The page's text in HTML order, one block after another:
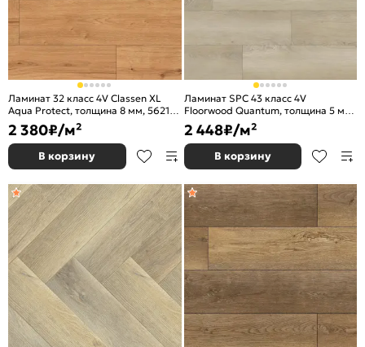
Ламинат 32 класс 4V Classen XL
Aqua Protect, толщина 8 мм, 56216
Дуб натуральный
2 380₽/м²
В корзину
Ламинат SPC 43 класс 4V
Floorwood Quantum, толщина 5 мм,
9433 Дуб Эйлер / Euler Oak
2 448₽/м²
В корзину